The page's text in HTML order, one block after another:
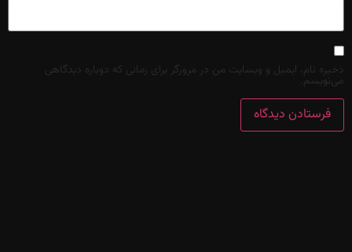
ذخیره نام، ایمیل و وبسایت من در مرورگر برای زمانی که دوباره دیدگاهی
می‌نویسم.